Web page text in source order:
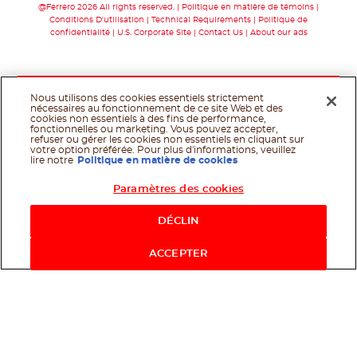
@Ferrero 2026 All rights reserved.
Politique en matière de témoins
Conditions D'utilisation
Technical Requirements
Politique de
confidentialité
U.S. Corporate Site Contact Us About our ads
Nous utilisons des cookies essentiels strictement
nécessaires au fonctionnement de ce site Web et des
cookies non essentiels à des fins de performance,
fonctionnelles ou marketing. Vous pouvez accepter,
refuser ou gérer les cookies non essentiels en cliquant sur
votre option préférée. Pour plus d'informations, veuillez
lire notre
Politique en matière de cookies
Paramètres des cookies
DÉCLIN
ACCEPTER